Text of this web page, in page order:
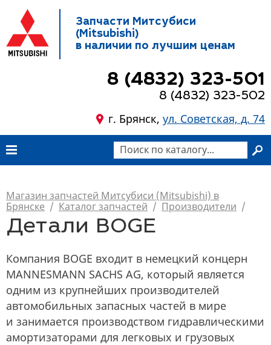
Запчасти Митсубиси
(Mitsubishi)
в наличии по лучшим ценам
8 (4832) 323-501
8 (4832) 323-502
г. Брянск, ул. Советская, д. 74
Магазин запчастей Митсубиси (Mitsubishi) в
Брянске / Каталог запчастей / Производители /
Детали BOGE
Компания BOGE входит в немецкий концерн
MANNESMANN SACHS AG, который является
одним из крупнейших производителей
автомобильных запасных частей в мире
и занимается производством гидравлическими
амортизаторами для легковых и грузовых